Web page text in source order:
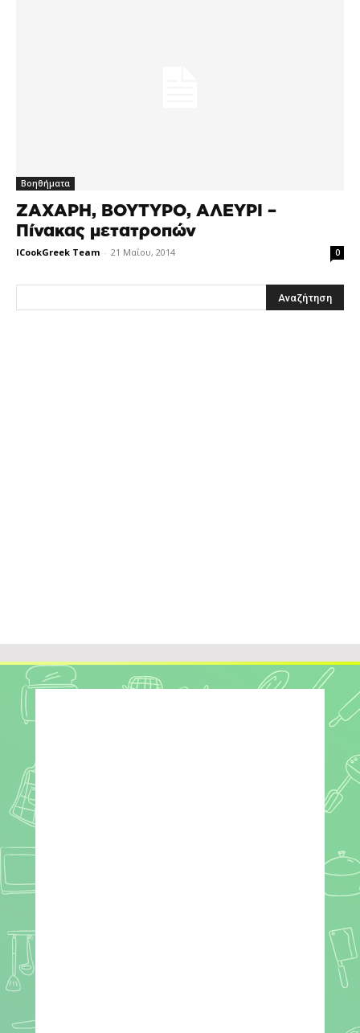
Βοηθήματα
ΖΑΧΑΡΗ, ΒΟΥΤΥΡΟ, ΑΛΕΥΡΙ –
Πίνακας μετατροπών
ICookGreek Team - 21 Μαΐου, 2014 0